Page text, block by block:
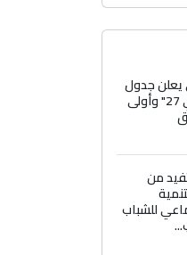
يعلن جدول
مباريات "خليجي 27" وأولى
من
للشباب